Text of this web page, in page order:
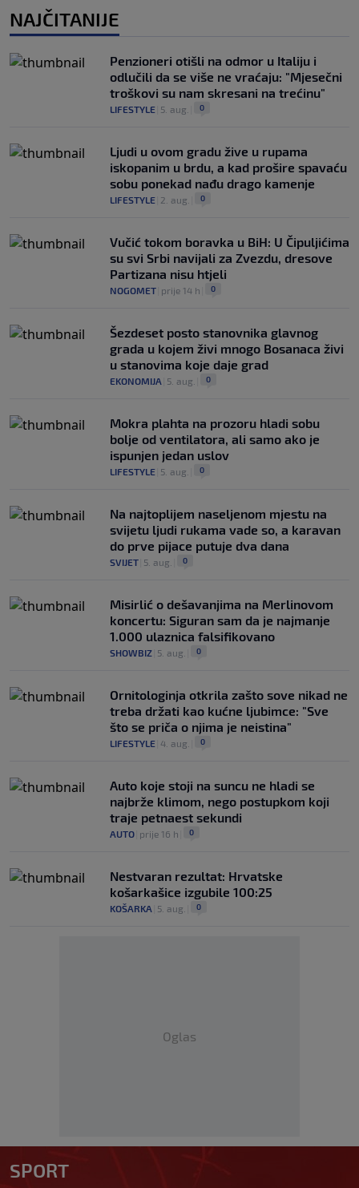
NAJČITANIJE
Penzioneri otišli na odmor u Italiju i
odlučili da se više ne vraćaju: "Mjesečni
troškovi su nam skresani na trećinu"
LIFESTYLE 5. aug. 0
Ljudi u ovom gradu žive u rupama
iskopanim u brdu, a kad prošire spavaću
sobu ponekad nađu drago kamenje
LIFESTYLE 2. aug. 0
Vučić tokom boravka u BiH: U Čipuljićima
su svi Srbi navijali za Zvezdu, dresove
Partizana nisu htjeli
NOGOMET prije 14 h 0
Šezdeset posto stanovnika glavnog
grada u kojem živi mnogo Bosanaca živi
u stanovima koje daje grad
EKONOMIJA 5. aug. 0
Mokra plahta na prozoru hladi sobu
bolje od ventilatora, ali samo ako je
ispunjen jedan uslov
LIFESTYLE 5. aug. 0
Na najtoplijem naseljenom mjestu na
svijetu ljudi rukama vade so, a karavan
do prve pijace putuje dva dana
SVIJET 5. aug. 0
Misirlić o dešavanjima na Merlinovom
koncertu: Siguran sam da je najmanje
1.000 ulaznica falsifikovano
SHOWBIZ 5. aug. 0
Ornitologinja otkrila zašto sove nikad ne
treba držati kao kućne ljubimce: "Sve
što se priča o njima je neistina"
LIFESTYLE 4. aug. 0
Auto koje stoji na suncu ne hladi se
najbrže klimom, nego postupkom koji
traje petnaest sekundi
AUTO prije 16 h 0
Nestvaran rezultat: Hrvatske
košarkašice izgubile 100:25
KOŠARKA 5. aug. 0
Oglas
SPORT